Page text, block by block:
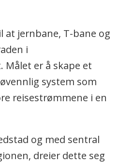
at jernbane, T-bane og
i
er å skape et
system som
reisestrømmene i en
og med sentral
dreier dette seg